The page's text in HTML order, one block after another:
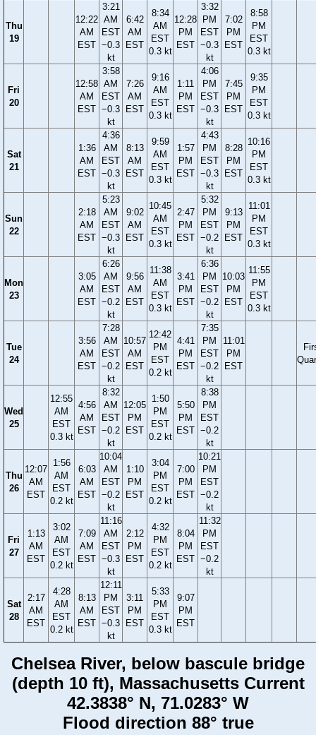
Thu
19
12:22
AM
EST
3:21
AM
EST
−0.3
kt
6:42
AM
EST
8:34
AM
EST
0.3 kt
12:28
PM
EST
3:32
PM
EST
−0.3
kt
7:02
PM
EST
8:58
PM
EST
0.3 kt
Fri
20
12:58
AM
EST
3:58
AM
EST
−0.3
kt
7:26
AM
EST
9:16
AM
EST
0.3 kt
1:11
PM
EST
4:06
PM
EST
−0.3
kt
7:45
PM
EST
9:35
PM
EST
0.3 kt
Sat
21
1:36
AM
EST
4:36
AM
EST
−0.3
kt
8:13
AM
EST
9:59
AM
EST
0.3 kt
1:57
PM
EST
4:43
PM
EST
−0.3
kt
8:28
PM
EST
10:16
PM
EST
0.3 kt
Sun
22
2:18
AM
EST
5:23
AM
EST
−0.3
kt
9:02
AM
EST
10:45
AM
EST
0.3 kt
2:47
PM
EST
5:32
PM
EST
−0.2
kt
9:13
PM
EST
11:01
PM
EST
0.3 kt
Mon
23
3:05
AM
EST
6:26
AM
EST
−0.2
kt
9:56
AM
EST
11:38
AM
EST
0.3 kt
3:41
PM
EST
6:36
PM
EST
−0.2
kt
10:03
PM
EST
11:55
PM
EST
0.3 kt
Tue
24
3:56
AM
EST
7:28
AM
EST
−0.2
kt
10:57
AM
EST
12:42
PM
EST
0.2 kt
4:41
PM
EST
7:35
PM
EST
−0.2
kt
11:01
PM
EST
Wed
25
12:55
AM
EST
0.3 kt
4:56
AM
EST
8:32
AM
EST
−0.2
kt
12:05
PM
EST
1:50
PM
EST
0.2 kt
5:50
PM
EST
8:38
PM
EST
−0.2
kt
Thu
26
12:07
AM
EST
1:56
AM
EST
0.2 kt
6:03
AM
EST
10:04
AM
EST
−0.2
kt
1:10
PM
EST
3:04
PM
EST
0.2 kt
7:00
PM
EST
10:21
PM
EST
−0.2
kt
Fri
27
1:13
AM
EST
3:02
AM
EST
0.2 kt
7:09
AM
EST
11:16
AM
EST
−0.3
kt
2:12
PM
EST
4:32
PM
EST
0.2 kt
8:04
PM
EST
11:32
PM
EST
−0.2
kt
Sat
28
2:17
AM
EST
4:28
AM
EST
0.2 kt
8:13
AM
EST
12:11
PM
EST
−0.3
kt
3:11
PM
EST
5:33
PM
EST
0.3 kt
9:07
PM
EST
Chelsea River, below bascule bridge
(depth 10 ft), Massachusetts Current
42.3838° N, 71.0283° W
Flood direction 88° true